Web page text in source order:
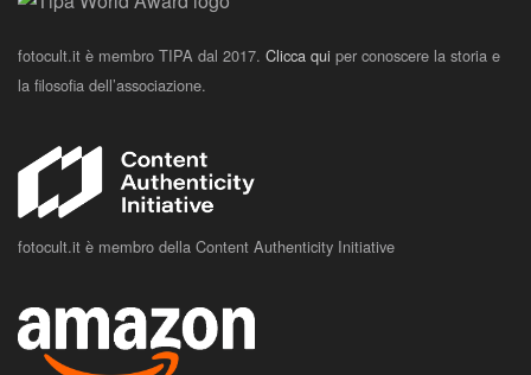
fotocult.it è membro TIPA dal 2017. Clicca qui per conoscere la storia e
la filosofia dell’associazione.
fotocult.it è membro della Content Authenticity Initiative